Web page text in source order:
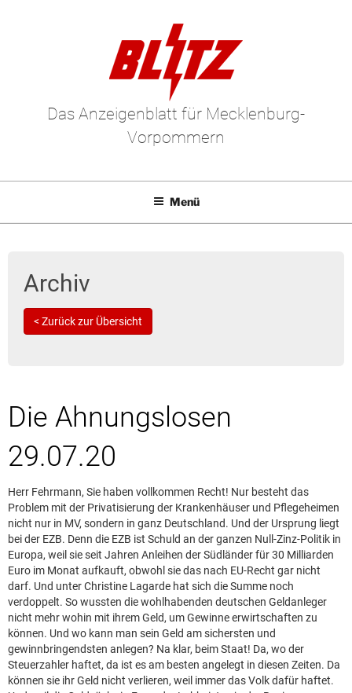
Das Anzeigenblatt für Mecklenburg-
Vorpommern
Menü
Leserbriefe lesen
Archiv
< Zurück zur Übersicht
Die Ahnungslosen
29.07.20
Herr Fehrmann, Sie haben vollkommen Recht! Nur besteht das
Problem mit der Privatisierung der Krankenhäuser und Pflegeheimen
nicht nur in MV, sondern in ganz Deutschland. Und der Ursprung liegt
bei der EZB. Denn die EZB ist Schuld an der ganzen Null-Zinz-Politik in
Europa, weil sie seit Jahren Anleihen der Südländer für 30 Milliarden
Euro im Monat aufkauft, obwohl sie das nach EU-Recht gar nicht
darf. Und unter Christine Lagarde hat sich die Summe noch
verdoppelt. So wussten die wohlhabenden deutschen Geldanleger
nicht mehr wohin mit ihrem Geld, um Gewinne erwirtschaften zu
können. Und wo kann man sein Geld am sichersten und
gewinnbringendsten anlegen? Na klar, beim Staat! Da, wo der
Steuerzahler haftet, da ist es am besten angelegt in diesen Zeiten. Da
können sie ihr Geld nicht verlieren, weil immer das Volk dafür haftet.